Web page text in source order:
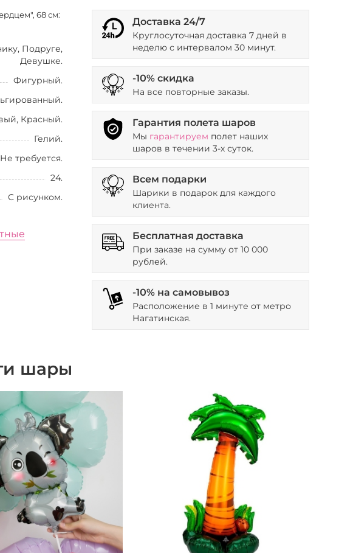
68 см:
Подруге,
Девушке.
Фигурный.
Красный.
Гелий.
Не требуется.
24.
С рисунком.
Доставка 24/7
Круглосуточная доставка 7 дней в
неделю с интервалом 30 минут.
-10% скидка
На все повторные заказы.
Гарантия полета шаров
Мы гарантируем полет наших
шаров в течении 3-х суток.
Всем подарки
Шарики в подарок для каждого
клиента.
Бесплатная доставка
При заказе на сумму от 10 000
рублей.
-10% на самовывоз
Расположение в 1 минуте от метро
Нагатинская.
шары